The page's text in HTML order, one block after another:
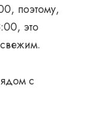
поэтому,
это
с